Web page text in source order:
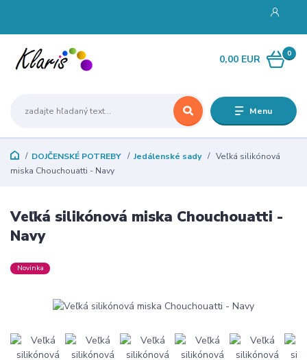
Menu
0
0,00 EUR
DOJČENSKÉ POTREBY Jedálenské sady
Veľká silikónová
miska Chouchouatti - Navy
Veľká silikónová miska Chouchouatti -
Navy
Novinka